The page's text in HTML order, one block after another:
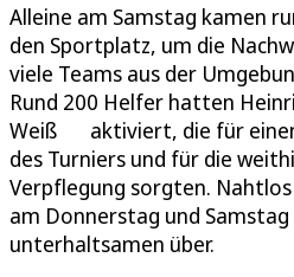
Alleine am Samstag kamen
den Sportplatz, um die
viele Teams aus der
Rund 200 Helfer hatten
Weiß aktiviert, die für
des Turniers und für die
Verpflegung sorgten.
am Donnerstag und Samstag
unterhaltsamen über.